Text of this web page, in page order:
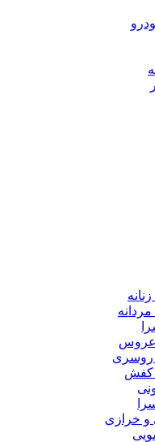
عروس
روسری
کفش
و خرازی